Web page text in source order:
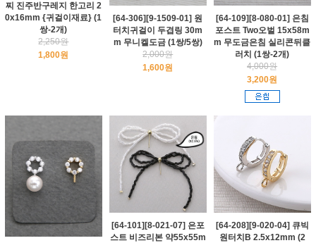
찌 진주반구레지 한고리 2
0x16mm {귀걸이재료} (1
쌍-2개)
2,250원
1,800원
[64-306][9-1509-01] 원
터치귀걸이 두겹링 30m
m 무니켈도금 (1쌍/5쌍)
2,000원
1,600원
[64-109][8-080-01] 은침
포스트 Two오벌 15x58m
m 무도금은침 실리콘뒤클
러치 (1쌍-2개)
4,000원
3,200원
[64-101][8-021-07] 은포
스트 비즈리본 약55x55m
[64-208][9-020-04] 큐빅
원터치B 2.5x12mm (2